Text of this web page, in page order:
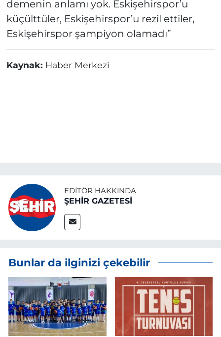
demenin anlamı yok. Eskişehirspor’u
küçülttüler, Eskişehirspor’u rezil ettiler,
Eskişehirspor şampiyon olamadı”
Kaynak: Haber Merkezi
EDITÖR HAKKINDA
ŞEHİR GAZETESİ
Bunlar da ilginizi çekebilir